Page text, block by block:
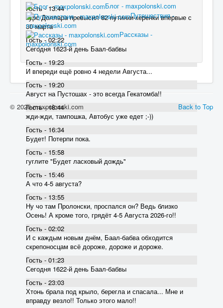
Гость - 13:44
курс Доллара превысил 82 пyтинки-керенки впервые с
30 марта
Гость - 02:22
Сегодня 1623-й день Баал-бабвы
Гость - 19:23
И впереди ещё ровно 4 недели Августа...
Гость - 19:20
Август на Пустошах - это всегда Гекатомба!!
Гость - 18:44
жди-жди, тампошка, Автобус уже едет ;-))
Гость - 16:34
Будет! Потерпи пока.
Гость - 15:58
гуглите "Будет ласковый дождь"
Гость - 15:46
А что 4-5 августа?
Гость - 13:55
Ну чо там Пролонски, проспался он? Ведь близко
Осень! А кроме того, грядёт 4-5 Августа 2026-го!!
Гость - 02:02
И с каждым новым днём, Баал-бабва обходится
скрепоносцам всё дороже, дороже и дороже.
Гость - 01:23
Сегодня 1622-й день Баал-бабвы
Гость - 23:03
Хтонь брала под крыло, берегла и спасала... Мне и
вправду везло!! Только этого мало!!
Блог - maxpolonski.com
Путешествия -
maxpolonski.com
Рассказы -
maxpolonski.com
Back to Top
© 2026 maxpolonski.com